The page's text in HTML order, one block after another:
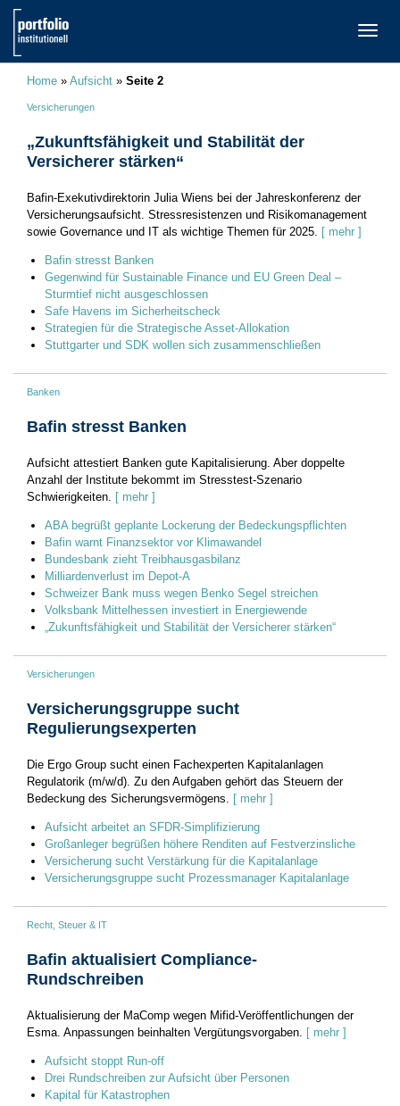
Home » Aufsicht » Seite 2
Versicherungen
„Zukunftsfähigkeit und Stabilität der
Versicherer stärken“
Bafin-Exekutivdirektorin Julia Wiens bei der Jahreskonferenz der
Versicherungsaufsicht. Stressresistenzen und Risikomanagement
sowie Governance und IT als wichtige Themen für 2025. [ mehr ]
Bafin stresst Banken
Gegenwind für Sustainable Finance und EU Green Deal –
Sturmtief nicht ausgeschlossen
Safe Havens im Sicherheitscheck
Strategien für die Strategische Asset-Allokation
Stuttgarter und SDK wollen sich zusammenschließen
Banken
Bafin stresst Banken
Aufsicht attestiert Banken gute Kapitalisierung. Aber doppelte
Anzahl der Institute bekommt im Stresstest-Szenario
Schwierigkeiten. [ mehr ]
ABA begrüßt geplante Lockerung der Bedeckungspflichten
Bafin warnt Finanzsektor vor Klimawandel
Bundesbank zieht Treibhausgasbilanz
Milliardenverlust im Depot-A
Schweizer Bank muss wegen Benko Segel streichen
Volksbank Mittelhessen investiert in Energiewende
„Zukunftsfähigkeit und Stabilität der Versicherer stärken“
Versicherungen
Versicherungsgruppe sucht
Regulierungsexperten
Die Ergo Group sucht einen Fachexperten Kapitalanlagen
Regulatorik (m/w/d). Zu den Aufgaben gehört das Steuern der
Bedeckung des Sicherungsvermögens. [ mehr ]
Aufsicht arbeitet an SFDR-Simplifizierung
Großanleger begrüßen höhere Renditen auf Festverzinsliche
Versicherung sucht Verstärkung für die Kapitalanlage
Versicherungsgruppe sucht Prozessmanager Kapitalanlage
Recht, Steuer & IT
Bafin aktualisiert Compliance-
Rundschreiben
Aktualisierung der MaComp wegen Mifid-Veröffentlichungen der
Esma. Anpassungen beinhalten Vergütungsvorgaben. [ mehr ]
Aufsicht stoppt Run-off
Drei Rundschreiben zur Aufsicht über Personen
Kapital für Katastrophen